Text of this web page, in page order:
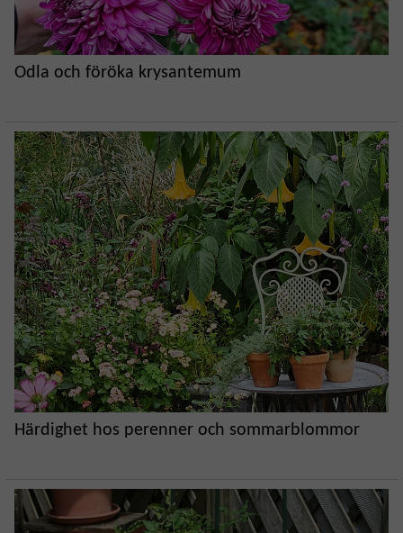
Odla och föröka krysantemum
Härdighet hos perenner och sommarblommor